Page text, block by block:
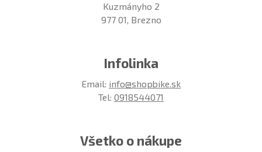
Kuzmányho 2
977 01, Brezno
Infolinka
Email: info@shopbike.sk
Tel: 0918544071
Všetko o nákupe